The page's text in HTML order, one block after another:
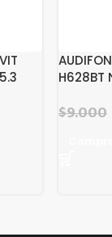
H628BT
$9.000